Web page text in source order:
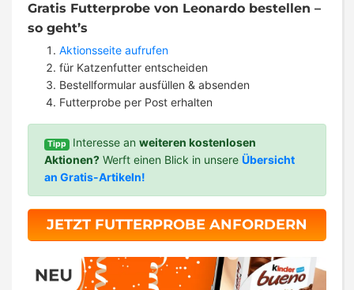
Gratis Futterprobe von Leonardo bestellen –
so geht’s
Aktionsseite aufrufen
für Katzenfutter entscheiden
Bestellformular ausfüllen & absenden
Futterprobe per Post erhalten
Tipp Interesse anweiteren kostenlosen
Aktionen? Werft einen Blick in unsere Übersicht
an Gratis-Artikeln!
JETZT FUTTERPROBE ANFORDERN